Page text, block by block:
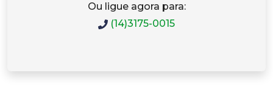
Ou ligue agora para:
(14)3175-0015